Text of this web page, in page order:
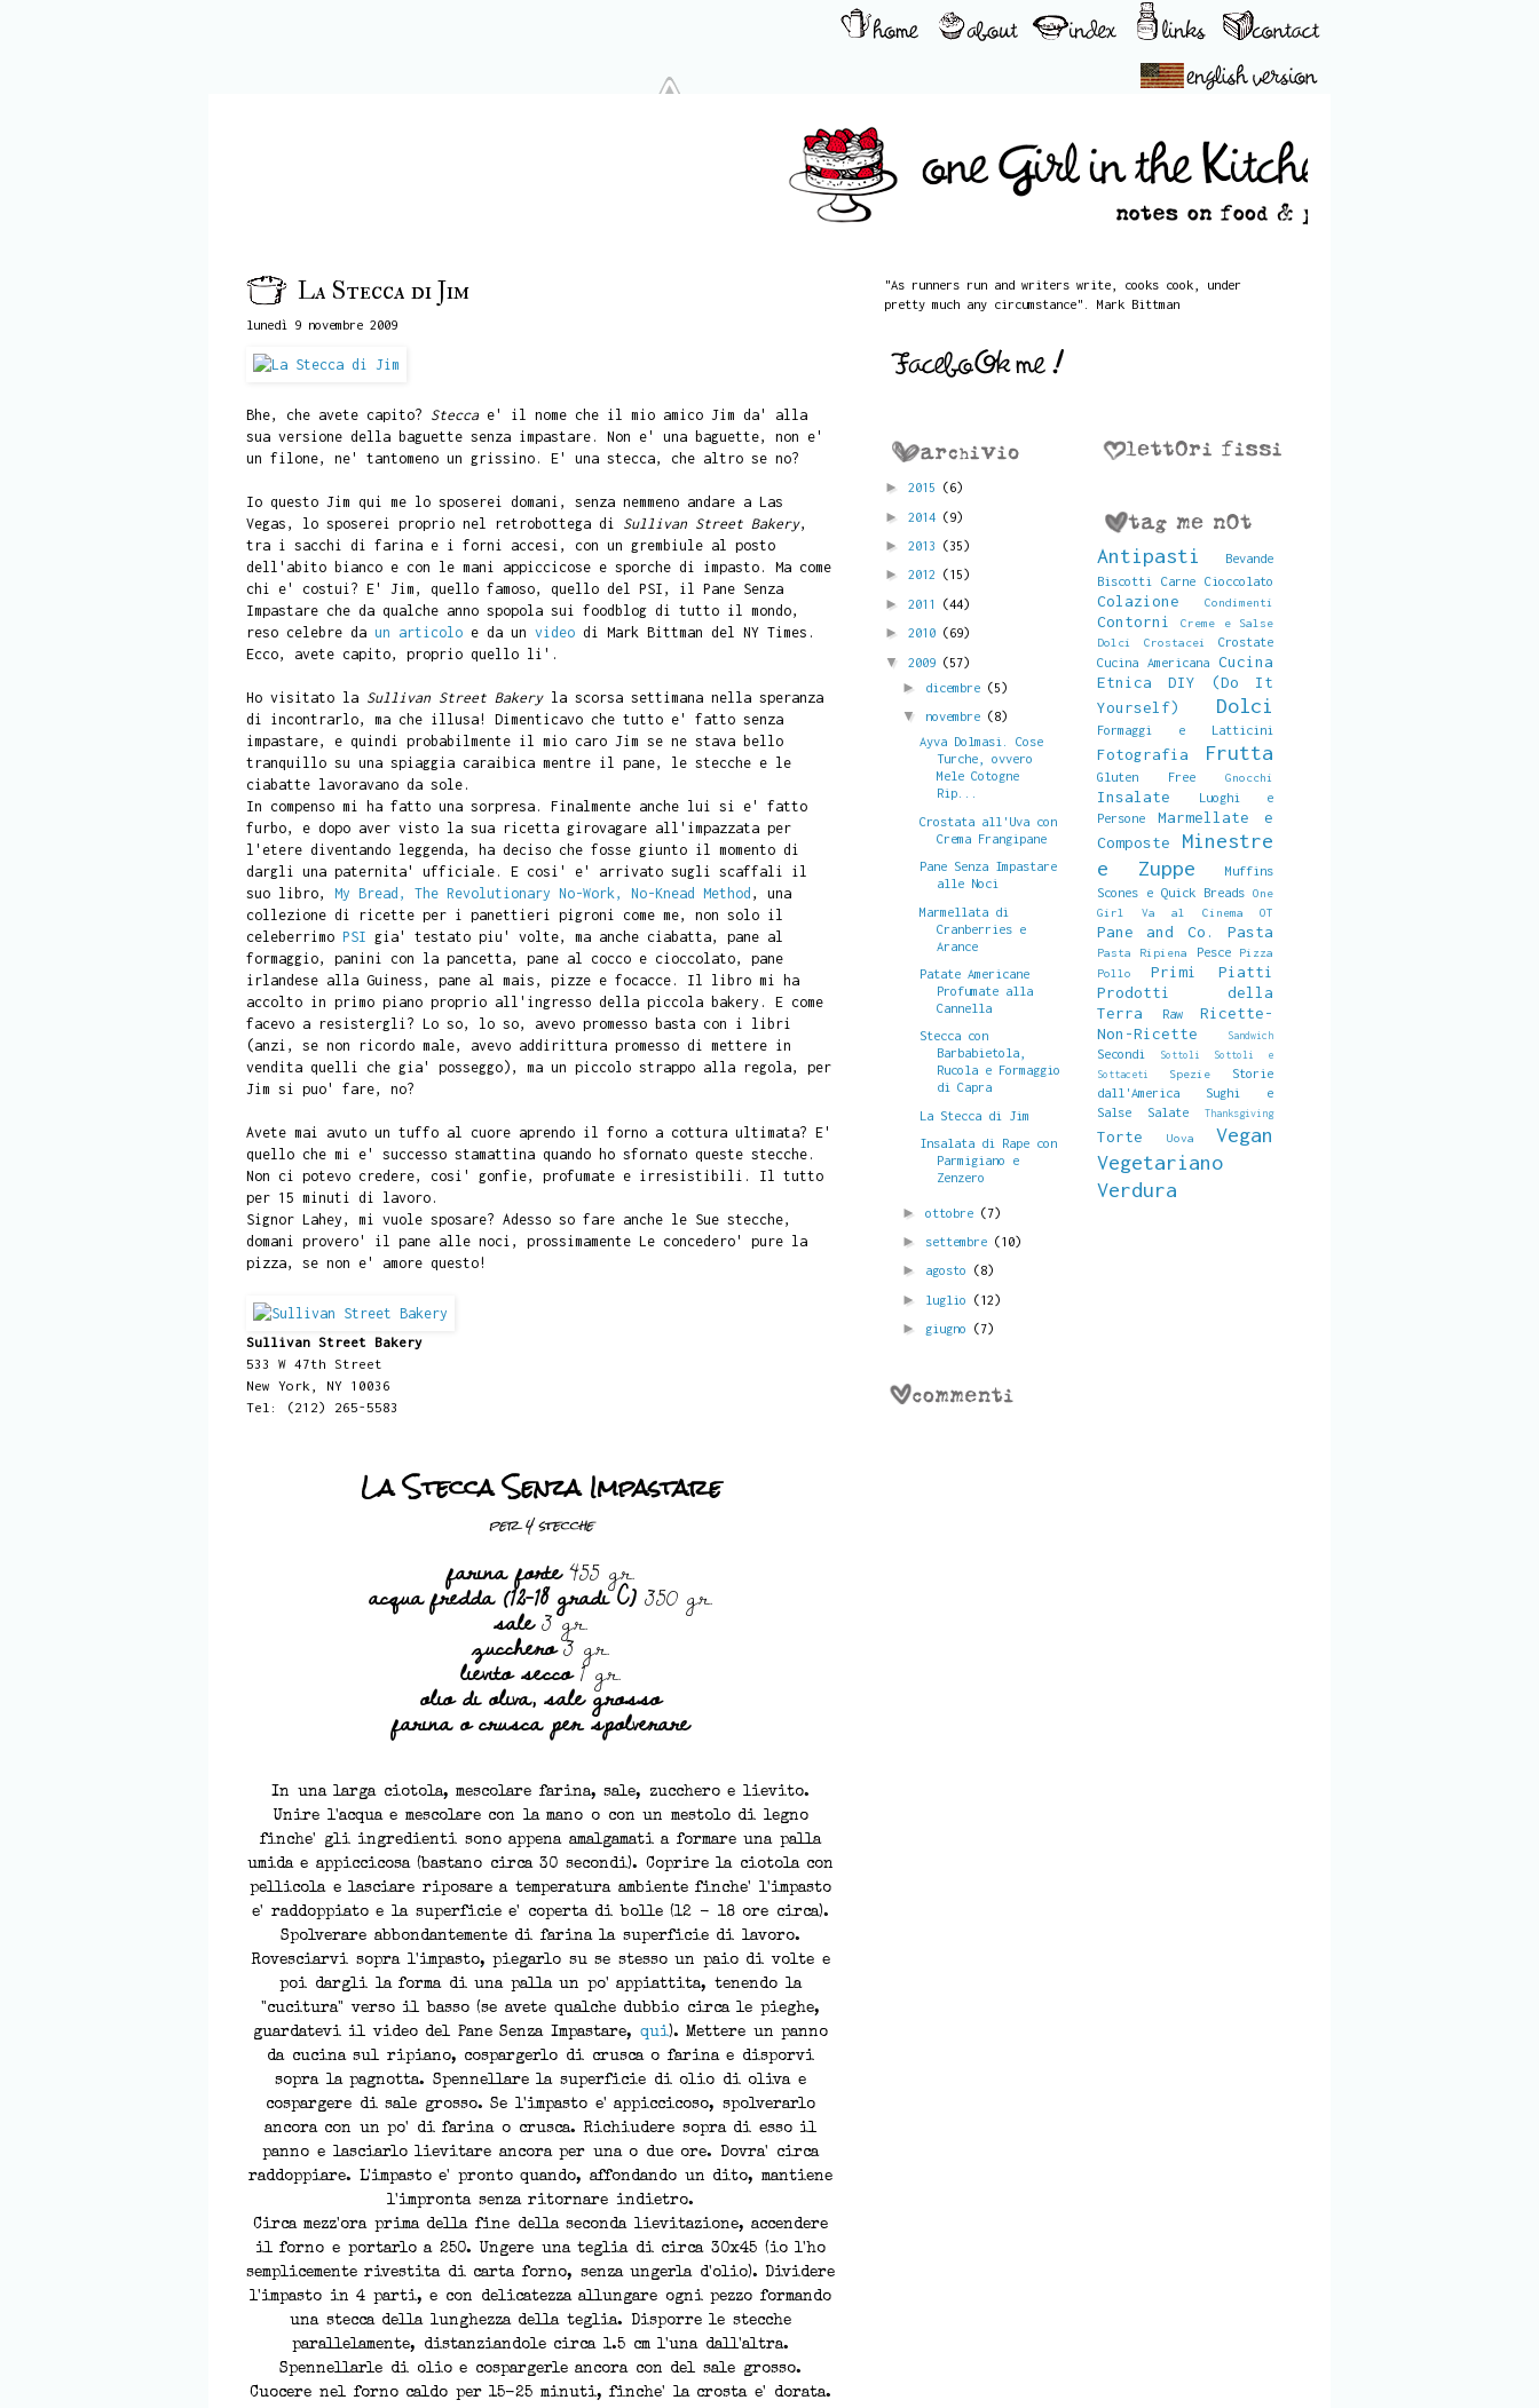
La Stecca di Jim
lunedì 9 novembre 2009
Bhe, che avete capito? Steccae' il nome che il mio amico Jim da' alla
sua versione della baguette senza impastare. Non e' una baguette, non e'
un filone, ne' tantomeno un grissino. E' una stecca, che altro se no?
Io questo Jim qui me lo sposerei domani, senza nemmeno andare a Las
Vegas, lo sposerei proprio nel retrobottega di Sullivan Street Bakery,
tra i sacchi di farina e i forni accesi, con un grembiule al posto
dell'abito bianco e con le mani appiccicose e sporche di impasto. Ma come
chi e' costui? E' Jim, quello famoso, quello del PSI, il Pane Senza
Impastare che da qualche anno spopola sui foodblog di tutto il mondo,
reso celebre da un articoloe da un videodi Mark Bittman del NY Times.
Ecco, avete capito, proprio quello li'.
Ho visitato la Sullivan Street Bakery la scorsa settimana nella speranza
di incontrarlo, ma che illusa! Dimenticavo che tutto e' fatto senza
impastare, e quindi probabilmente il mio caro Jim se ne stava bello
tranquillo su una spiaggia caraibica mentre il pane, le stecche e le
ciabatte lavoravano da sole.
In compenso mi ha fatto una sorpresa. Finalmente anche lui si e' fatto
furbo, e dopo aver visto la sua ricetta girovagare all'impazzata per
l'etere diventando leggenda, ha deciso che fosse giunto il momento di
dargli una paternita' ufficiale. E cosi' e' arrivato sugli scaffali il
suo libro, My Bread, The Revolutionary No-Work, No-Knead Method , una
collezione di ricette per i panettieri pigroni come me, non solo il
celeberrimo PSI gia' testato piu' volte, ma anche ciabatta, pane al
formaggio, panini con la pancetta, pane al cocco e cioccolato, pane
irlandese alla Guiness, pane al mais, pizze e focacce. Il libro mi ha
accolto in primo piano proprio all'ingresso della piccola bakery. E come
facevo a resistergli? Lo so, lo so, avevo promesso basta con i libri
(anzi, se non ricordo male, avevo addirittura promesso di mettere in
vendita quelli che gia' posseggo), ma un piccolo strappo alla regola, per
Jim si puo' fare, no?
Avete mai avuto un tuffo al cuore aprendo il forno a cottura ultimata? E'
quello che mi e' successo stamattina quando ho sfornato queste stecche.
Non ci potevo credere, cosi' gonfie, profumate e irresistibili. Il tutto
per 15 minuti di lavoro.
Signor Lahey, mi vuole sposare? Adesso so fare anche le Sue stecche,
domani provero' il pane alle noci, prossimamente Le concedero' pure la
pizza, se non e' amore questo!
Sullivan Street Bakery
533 W 47th Street
New York, NY 10036
Tel: (212) 265-5583
La Stecca Senza Impastare
per 4 stecche
farina forte455 gr.
acqua fredda (12-18 gradi C)350 gr.
sale3 gr.
zucchero3 gr.
lievito secco1 gr.
olio di oliva, sale grosso
farina o crusca per spolverare
In una larga ciotola, mescolare farina, sale, zucchero e lievito.
Unire l'acqua e mescolare con la mano o con un mestolo di legno
finche' gli ingredienti sono appena amalgamati a formare una palla
umida e appiccicosa (bastano circa 30 secondi). Coprire la ciotola con
pellicola e lasciare riposare a temperatura ambiente finche' l'impasto
e' raddoppiato e la superficie e' coperta di bolle (12 - 18 ore circa).
Spolverare abbondantemente di farina la superficie di lavoro.
Rovesciarvi sopra l'impasto, piegarlo su se stesso un paio di volte e
poi dargli la forma di una palla un po' appiattita, tenendo la
"cucitura" verso il basso (se avete qualche dubbio circa le pieghe,
guardatevi il video del Pane Senza Impastare, qui). Mettere un panno
da cucina sul ripiano, cospargerlo di crusca o farina e disporvi
sopra la pagnotta. Spennellare la superficie di olio di oliva e
cospargere di sale grosso. Se l'impasto e' appiccicoso, spolverarlo
ancora con un po' di farina o crusca. Richiudere sopra di esso il
panno e lasciarlo lievitare ancora per una o due ore. Dovra' circa
raddoppiare. L'impasto e' pronto quando, affondando un dito, mantiene
l'impronta senza ritornare indietro.
Circa mezz'ora prima della fine della seconda lievitazione, accendere
il forno e portarlo a 250. Ungere una teglia di circa 30x45 (io l'ho
semplicemente rivestita di carta forno, senza ungerla d'olio). Dividere
l'impasto in 4 parti, e con delicatezza allungare ogni pezzo formando
una stecca della lunghezza della teglia. Disporre le stecche
parallelamente, distanziandole circa 1.5 cm l'una dall'altra.
Spennellarle di olio e cospargerle ancora con del sale grosso.
Cuocere nel forno caldo per 15-25 minuti, finche' la crosta e' dorata.
"As runners run and writers write, cooks cook, under
pretty much any circumstance". Mark Bittman
► 2015 (6)
► 2014 (9)
► 2013 (35)
► 2012 (15)
► 2011 (44)
► 2010 (69)
▼ 2009 (57)
► dicembre (5)
▼ novembre (8)
Ayva Dolmasi. Cose
Turche, ovvero
Mele Cotogne
Rip...
Crostata all'Uva con
Crema Frangipane
Pane Senza Impastare
alle Noci
Marmellata di
Cranberries e
Arance
Patate Americane
Profumate alla
Cannella
Stecca con
Barbabietola,
Rucola e Formaggio
di Capra
La Stecca di Jim
Insalata di Rape con
Parmigiano e
Zenzero
► ottobre (7)
► settembre (10)
► agosto (8)
► luglio (12)
► giugno (7)
Antipasti
Bevande
Biscotti
Carne Cioccolato
Colazione Condimenti
Contorni
Creme e Salse
Dolci
Crostacei
Crostate
Cucina Americana
Cucina
Etnica
DIY (Do It
Yourself)
Dolci
Formaggi e Latticini
Fotografia Frutta
Gluten Free Gnocchi
Insalate
Luoghi e
Persone
Marmellate e
Composte
Minestre
e Zuppe
Muffins
Scones e Quick Breads One
Girl Va al Cinema
OT
Pane and Co. Pasta
Pasta Ripiena Pesce
Pizza
Pollo
Primi Piatti
Prodotti della
Terra
Raw
Ricette-
Non-Ricette
Sandwich
Secondi Sottoli
Sottoli e
Sottaceti
Spezie
Storie
dall'America
Sughi e
Salse Salate
Thanksgiving
Torte Uova
Vegan
Vegetariano
Verdura